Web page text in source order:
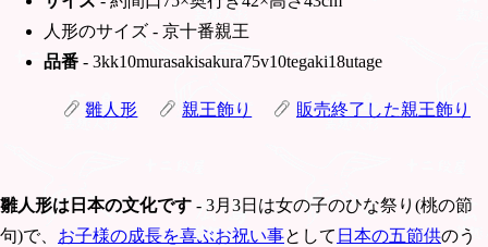
人形のサイズ - 京十番親王
品番 - 3kk10murasakisakura75v10tegaki18utage
雛人形 親王飾り 販売終了した親王飾り
雛人形は日本の文化です - 3月3日は女の子のひな祭り(桃の節
句)で、 お子様の成長を喜ぶお祝い事として 日本の五節供のう